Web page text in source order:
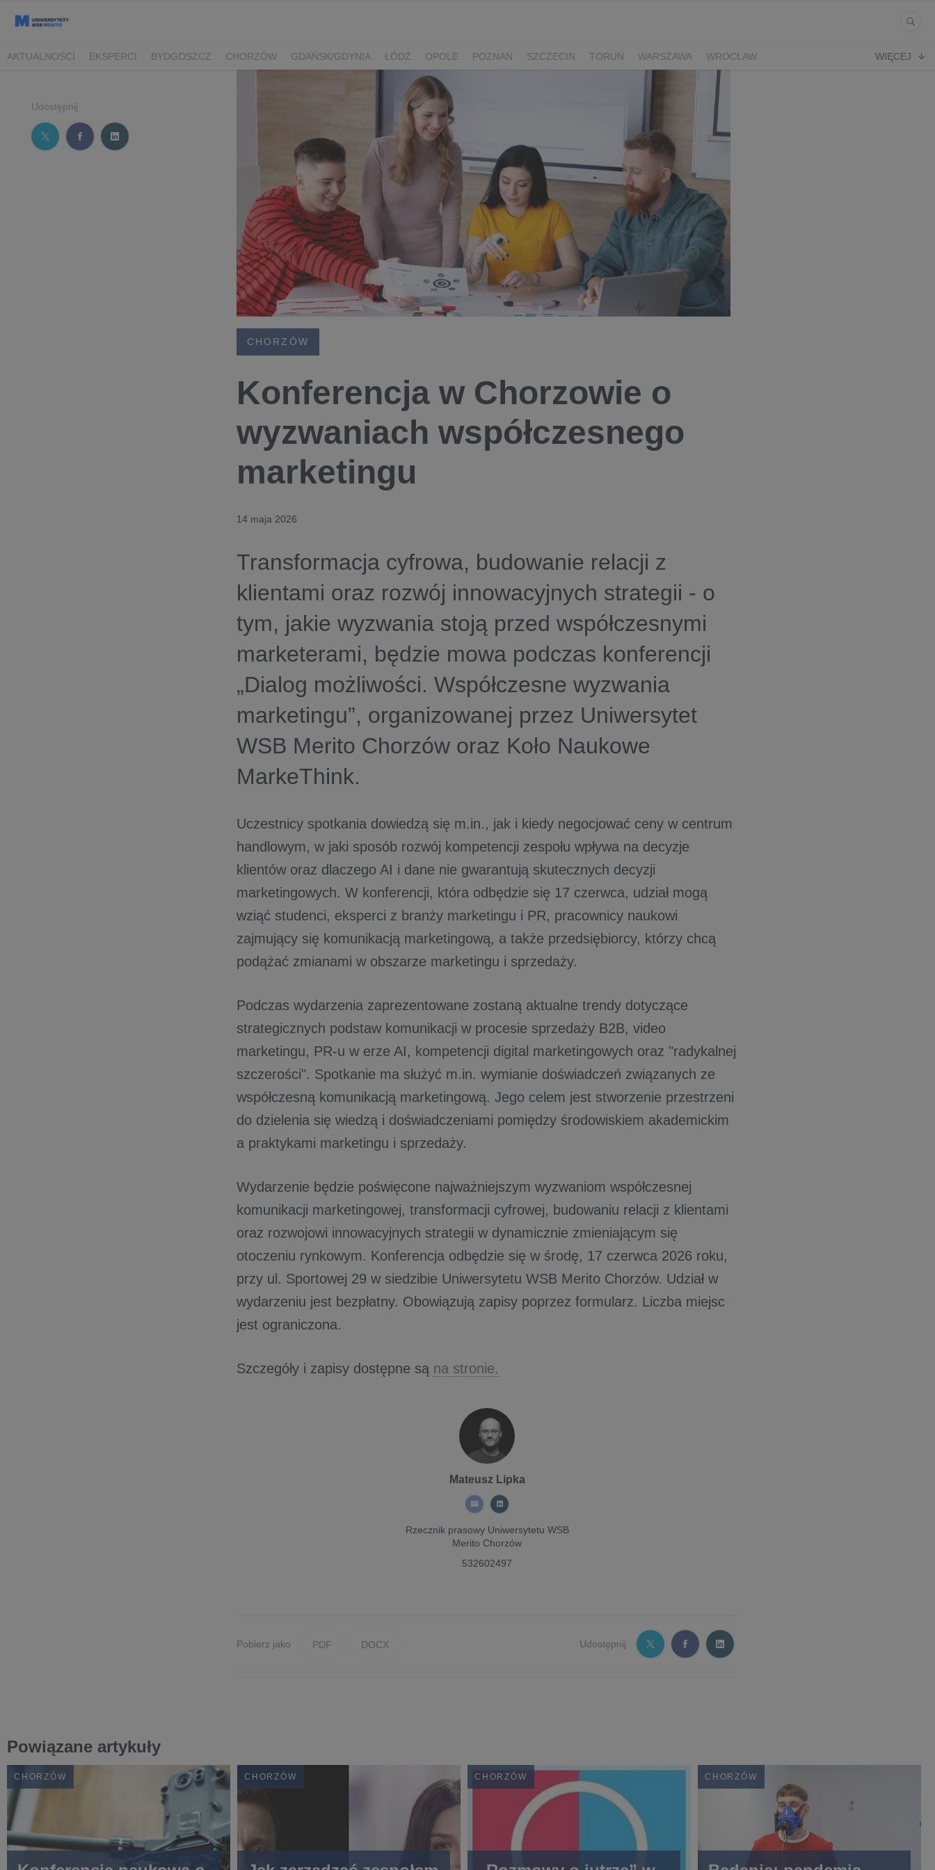
AKTUALNOŚCI EKSPERCI BYDGOSZCZ CHORZÓW GDAŃSK/GDYNIA ŁÓDŹ OPOLE POZNAŃ SZCZECIN TORUŃ WARSZAWA
WROCŁAW
WIĘCEJ
Udostępnij
CHORZÓW
Konferencja w Chorzowie o
wyzwaniach współczesnego
marketingu
14 maja 2026
Transformacja cyfrowa, budowanie relacji z
klientami oraz rozwój innowacyjnych strategii - o
tym, jakie wyzwania stoją przed współczesnymi
marketerami, będzie mowa podczas konferencji
„Dialog możliwości. Współczesne wyzwania
marketingu”, organizowanej przez Uniwersytet
WSB Merito Chorzów oraz Koło Naukowe
MarkeThink.
Uczestnicy spotkania dowiedzą się m.in., jak i kiedy negocjować ceny w centrum
handlowym, w jaki sposób rozwój kompetencji zespołu wpływa na decyzje
klientów oraz dlaczego AI i dane nie gwarantują skutecznych decyzji
marketingowych. W konferencji, która odbędzie się 17 czerwca, udział mogą
wziąć studenci, eksperci z branży marketingu i PR, pracownicy naukowi
zajmujący się komunikacją marketingową, a także przedsiębiorcy, którzy chcą
podążać zmianami w obszarze marketingu i sprzedaży.
Podczas wydarzenia zaprezentowane zostaną aktualne trendy dotyczące
strategicznych podstaw komunikacji w procesie sprzedaży B2B, video
marketingu, PR-u w erze AI, kompetencji digital marketingowych oraz "radykalnej
szczerości". Spotkanie ma służyć m.in. wymianie doświadczeń związanych ze
współczesną komunikacją marketingową. Jego celem jest stworzenie przestrzeni
do dzielenia się wiedzą i doświadczeniami pomiędzy środowiskiem akademickim
a praktykami marketingu i sprzedaży.
Wydarzenie będzie poświęcone najważniejszym wyzwaniom współczesnej
komunikacji marketingowej, transformacji cyfrowej, budowaniu relacji z klientami
oraz rozwojowi innowacyjnych strategii w dynamicznie zmieniającym się
otoczeniu rynkowym. Konferencja odbędzie się w środę, 17 czerwca 2026 roku,
przy ul. Sportowej 29 w siedzibie Uniwersytetu WSB Merito Chorzów. Udział w
wydarzeniu jest bezpłatny. Obowiązują zapisy poprzez formularz. Liczba miejsc
jest ograniczona.
Szczegóły i zapisy dostępne są na stronie.
Mateusz Lipka
Rzecznik prasowy Uniwersytetu WSB
Merito Chorzów
532602497
Pobierz jako PDF DOCX Udostępnij
Powiązane artykuły
CHORZÓW CHORZÓW CHORZÓW CHORZÓW